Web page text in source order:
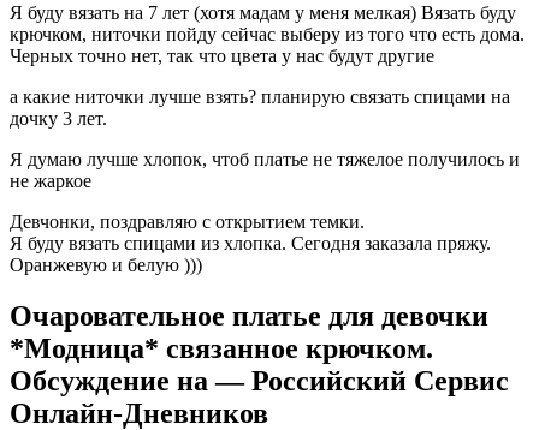
Я буду вязать на 7 лет (хотя мадам у меня мелкая) Вязать буду
крючком, ниточки пойду сейчас выберу из того что есть дома.
Черных точно нет, так что цвета у нас будут другие
а какие ниточки лучше взять? планирую связать спицами на
дочку 3 лет.
Я думаю лучше хлопок, чтоб платье не тяжелое получилось и
не жаркое
Девчонки, поздравляю с открытием темки.
Я буду вязать спицами из хлопка. Сегодня заказала пряжу.
Оранжевую и белую )))
Очаровательное платье для девочки
*Модница* связанное крючком.
Обсуждение на — Российский Сервис
Онлайн-Дневников